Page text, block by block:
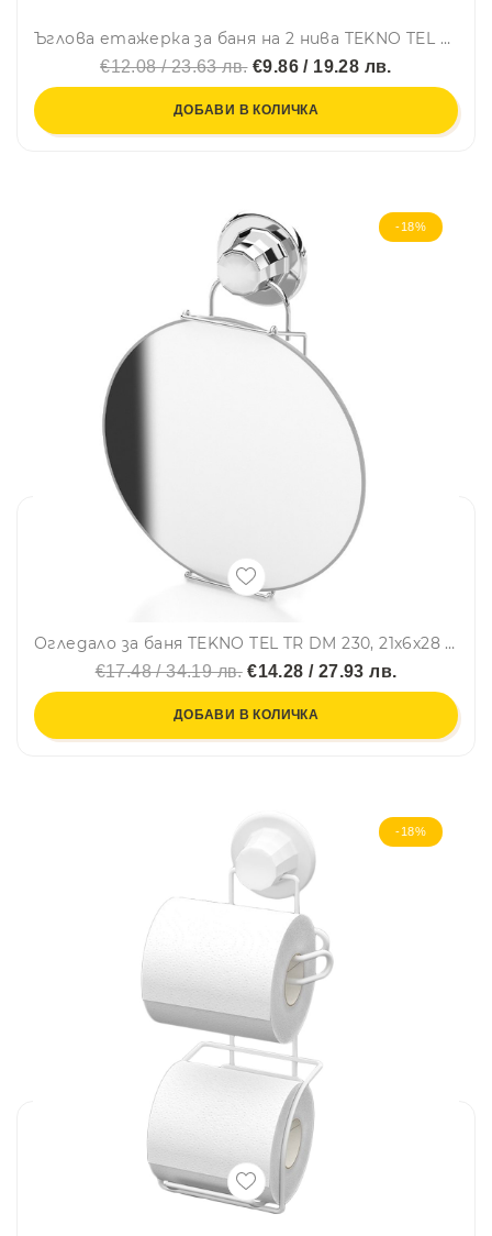
Ъглова етажерка за баня на 2 нива TEKNO TEL BK 022, 21х21х28 см, Закрепване с дюбел, Цикламен
€12.08 / 23.63 лв.€9.86 / 19.28 лв.
ДОБАВИ В КОЛИЧКА
-18%
Огледало за баня TEKNO TEL TR DM 230, 21х6х28 см, Вакуум, Хром
€17.48 / 34.19 лв.€14.28 / 27.93 лв.
ДОБАВИ В КОЛИЧКА
-18%